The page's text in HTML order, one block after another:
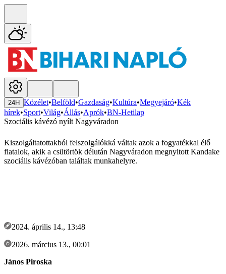
24H Közélet•Belföld•Gazdaság•Kultúra•Megyejáró•Kék
hírek•Sport•Világ•Állás•Aprók•BN-Hetilap
Szociális kávézó nyílt Nagyváradon
Kiszolgáltatottakból felszolgálókká váltak azok a fogyatékkal élő
fiatalok, akik a csütörtök délután Nagyváradon megnyitott Kandake
szociális kávézóban találtak munkahelyre.
2024. április 14., 13:48
2026. március 13., 00:01
János Piroska